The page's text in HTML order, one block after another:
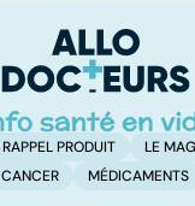
notre
RAPPEL PRODUIT
LE
CANCER
MÉDICAMENTS